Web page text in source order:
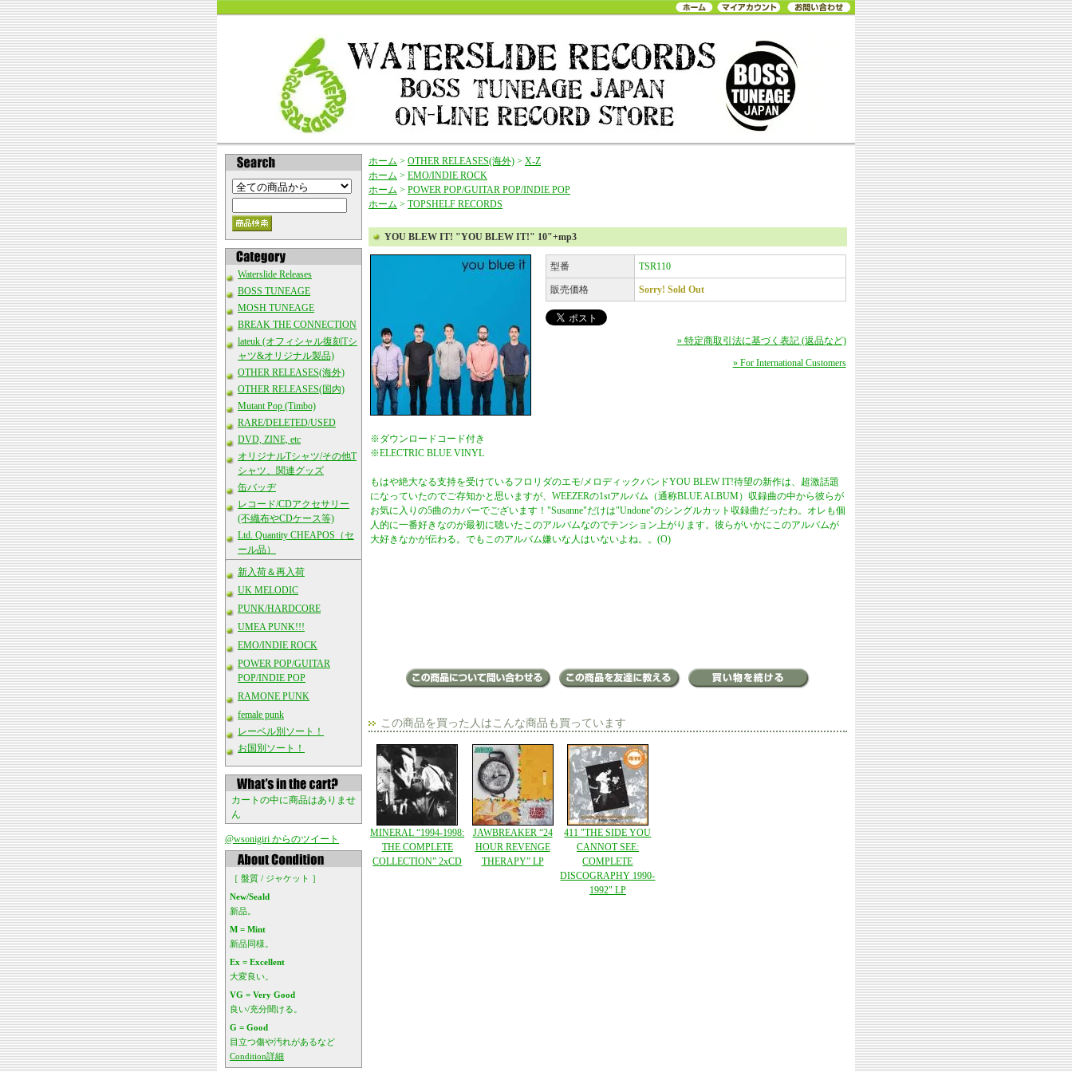
Waterslide Releases
BOSS TUNEAGE
MOSH TUNEAGE
BREAK THE CONNECTION
lateuk (オフィシャル復刻Tシ
ャツ&オリジナル製品)
OTHER RELEASES(海外)
OTHER RELEASES(国内)
Mutant Pop (Timbo)
RARE/DELETED/USED
DVD, ZINE, etc
オリジナルTシャツ/その他T
シャツ、関連グッズ
缶バッヂ
レコード/CDアクセサリー
(不織布やCDケース等)
Ltd. Quantity CHEAPOS（セ
ール品）
新入荷＆再入荷
UK MELODIC
PUNK/HARDCORE
UMEA PUNK!!!
EMO/INDIE ROCK
POWER POP/GUITAR
POP/INDIE POP
RAMONE PUNK
female punk
レーベル別ソート！
お国別ソート！
カートの中に商品はありませ
ん
@wsonigiri からのツイート
［ 盤質 / ジャケット ］
New/Seald
新品。
M = Mint
新品同様。
Ex = Excellent
大変良い。
VG = Very Good
良い/充分聞ける。
G = Good
目立つ傷や汚れがあるなど
Condition詳細
ホーム > OTHER RELEASES(海外) > X-Z
ホーム > EMO/INDIE ROCK
ホーム > POWER POP/GUITAR POP/INDIE POP
ホーム > TOPSHELF RECORDS
YOU BLEW IT! "YOU BLEW IT!" 10"+mp3
型番 TSR110
販売価格 Sorry! Sold Out
» 特定商取引法に基づく表記 (返品など)
» For International Customers
※ダウンロードコード付き
※ELECTRIC BLUE VINYL
もはや絶大なる支持を受けているフロリダのエモ/メロディックバンドYOU BLEW IT!待望の新作は、超激話題
になっていたのでご存知かと思いますが、WEEZERの1stアルバム（通称BLUE ALBUM）収録曲の中から彼らが
お気に入りの5曲のカバーでございます！"Susanne"だけは"Undone"のシングルカット収録曲だったわ。オレも個
人的に一番好きなのが最初に聴いたこのアルバムなのでテンション上がります。彼らがいかにこのアルバムが
大好きなかが伝わる。でもこのアルバム嫌いな人はいないよね。。(O)
この商品を買った人はこんな商品も買っています
MINERAL “1994-1998:
THE COMPLETE
COLLECTION” 2xCD
JAWBREAKER “24
HOUR REVENGE
THERAPY” LP
411 "THE SIDE YOU
CANNOT SEE:
COMPLETE
DISCOGRAPHY 1990-
1992" LP